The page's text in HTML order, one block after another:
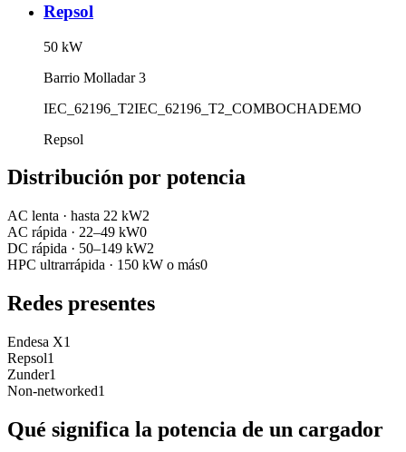
Repsol
50 kW
Barrio Molladar 3
IEC_62196_T2IEC_62196_T2_COMBOCHADEMO
Repsol
Distribución por potencia
AC lenta · hasta 22 kW2
AC rápida · 22–49 kW0
DC rápida · 50–149 kW2
HPC ultrarrápida · 150 kW o más0
Redes presentes
Endesa X1
Repsol1
Zunder1
Non-networked1
Qué significa la potencia de un cargador